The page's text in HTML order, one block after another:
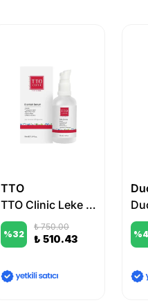
TTO
TTO Clinic Leke Serumu 50 ml
%32
₺ 750.00
₺ 510.43 %